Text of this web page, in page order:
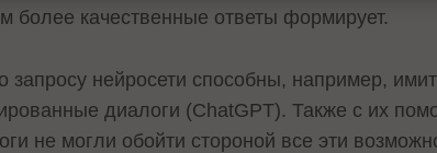
более качественные ответы формирует.
нейросети способны, например,
диалоги (ChatGPT). Также с их
не могли обойти стороной все эти